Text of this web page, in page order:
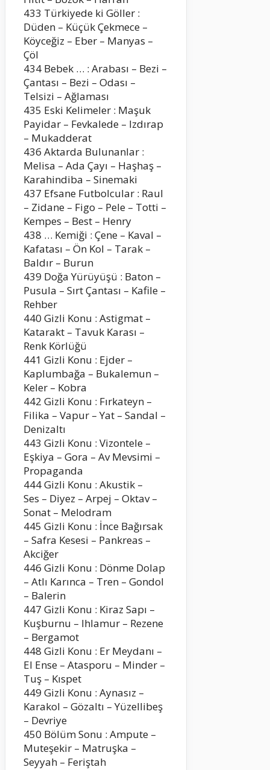
433 Türkiyede ki Göller :
Düden – Küçük Çekmece –
Köyceğiz – Eber – Manyas –
Çöl
434 Bebek … : Arabası – Bezi –
Çantası – Bezi – Odası –
Telsizi – Ağlaması
435 Eski Kelimeler : Maşuk
Payidar – Fevkalede – Izdırap
– Mukadderat
436 Aktarda Bulunanlar :
Melisa – Ada Çayı – Haşhaş –
Karahindiba – Sinemaki
437 Efsane Futbolcular : Raul
– Zidane – Figo – Pele – Totti –
Kempes – Best – Henry
438 … Kemiği : Çene – Kaval –
Kafatası – Ön Kol – Tarak –
Baldır – Burun
439 Doğa Yürüyüşü : Baton –
Pusula – Sırt Çantası – Kafile –
Rehber
440 Gizli Konu : Astigmat –
Katarakt – Tavuk Karası –
Renk Körlüğü
441 Gizli Konu : Ejder –
Kaplumbağa – Bukalemun –
Keler – Kobra
442 Gizli Konu : Fırkateyn –
Filika – Vapur – Yat – Sandal –
Denizaltı
443 Gizli Konu : Vizontele –
Eşkiya – Gora – Av Mevsimi –
Propaganda
444 Gizli Konu : Akustik –
Ses – Diyez – Arpej – Oktav –
Sonat – Melodram
445 Gizli Konu : İnce Bağırsak
– Safra Kesesi – Pankreas –
Akciğer
446 Gizli Konu : Dönme Dolap
– Atlı Karınca – Tren – Gondol
– Balerin
447 Gizli Konu : Kiraz Sapı –
Kuşburnu – Ihlamur – Rezene
– Bergamot
448 Gizli Konu : Er Meydanı –
El Ense – Atasporu – Minder –
Tuş – Kıspet
449 Gizli Konu : Aynasız –
Karakol – Gözaltı – Yüzellibeş
– Devriye
450 Bölüm Sonu : Ampute –
Muteşekir – Matruşka –
Seyyah – Feriştah